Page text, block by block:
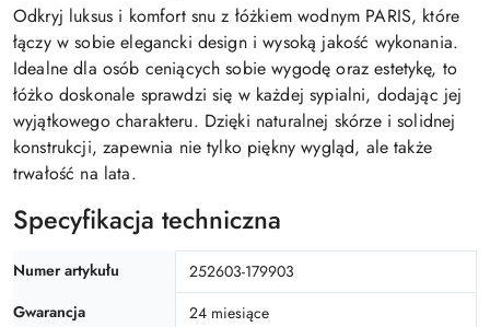
Odkryj luksus i komfort snu z łóżkiem wodnym PARIS, które
łączy w sobie elegancki design i wysoką jakość wykonania.
Idealne dla osób ceniących sobie wygodę oraz estetykę, to
łóżko doskonale sprawdzi się w każdej sypialni, dodając jej
wyjątkowego charakteru. Dzięki naturalnej skórze i solidnej
konstrukcji, zapewnia nie tylko piękny wygląd, ale także
trwałość na lata.
Specyfikacja techniczna
Numer artykułu
252603-179903
Gwarancja
24 miesiące